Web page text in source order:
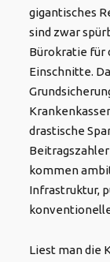
gigantisches
sind zwar
Bürokratie für
Einschnitte.
drastische
kommen
Infrastruktur,
Liest man die